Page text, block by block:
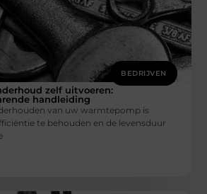
BEDRIJVEN
zelf uitvoeren:
handleiding
van uw warmtepomp is
te behouden en de levensduur